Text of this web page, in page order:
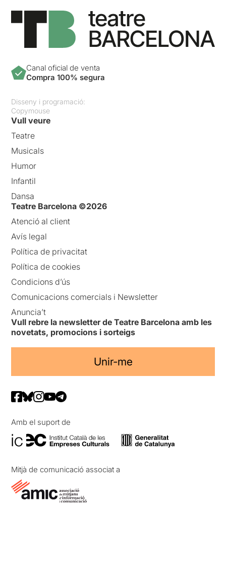
Canal oficial de venta
Compra 100% segura
Disseny i programació:
Copymouse
Vull veure
Teatre
Musicals
Humor
Infantil
Dansa
Teatre Barcelona ©2026
Atenció al client
Avís legal
Política de privacitat
Política de cookies
Condicions d’ús
Comunicacions comercials i Newsletter
Anuncia’t
Vull rebre la newsletter de Teatre Barcelona amb les
novetats, promocions i sorteigs
Unir-me
Amb el suport de
Mitjà de comunicació associat a